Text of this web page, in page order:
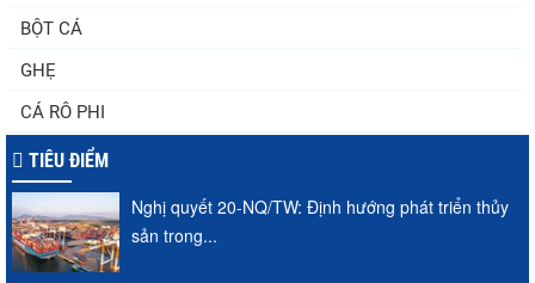
BỘT CÁ
GHẸ
CÁ RÔ PHI
TIÊU ĐIỂM
Nghị quyết 20-NQ/TW: Định hướng phát triển thủy
sản trong...